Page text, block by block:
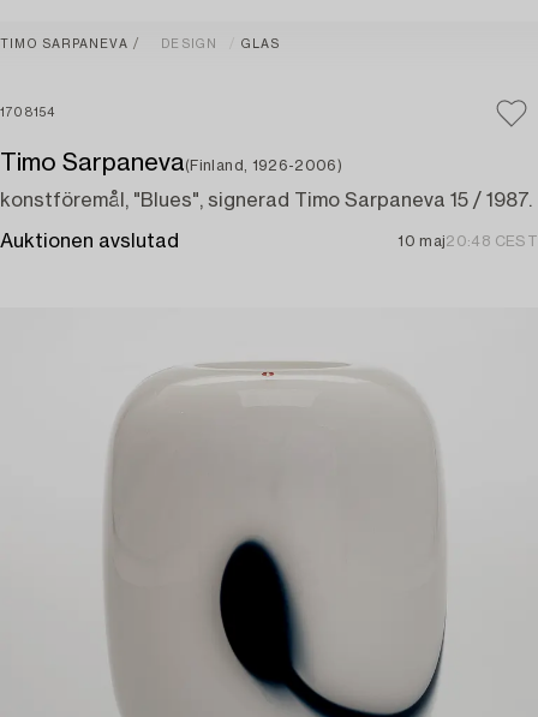
TIMO SARPANEVA DESIGN GLAS
1708154
Timo Sarpaneva(Finland, 1926-2006)
konstföremål, "Blues", signerad Timo Sarpaneva 15 / 1987.
Auktionen avslutad 10 maj20:48 CEST